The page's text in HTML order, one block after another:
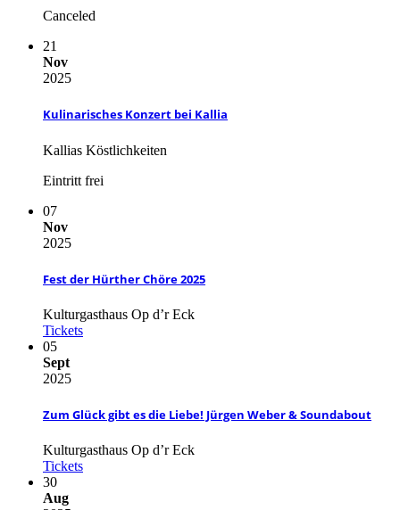
Canceled
21
Nov
2025
Kulinarisches Konzert bei Kallia
Kallias Köstlichkeiten
Eintritt frei
07
Nov
2025
Fest der Hürther Chöre 2025
Kulturgasthaus Op d’r Eck
Tickets
05
Sept
2025
Zum Glück gibt es die Liebe! Jürgen Weber & Soundabout
Kulturgasthaus Op d’r Eck
Tickets
30
Aug